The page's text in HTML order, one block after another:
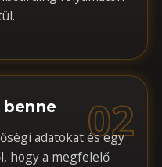
02
adatokat és egy
hogy a megfelelő